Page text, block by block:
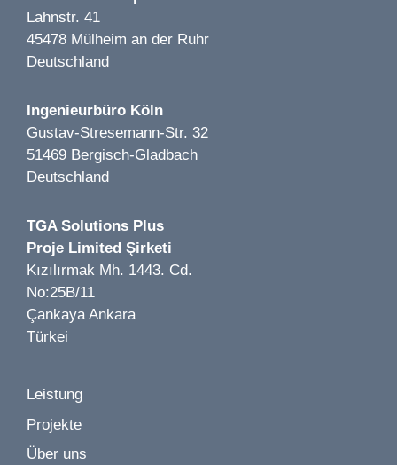
Wipperaue - Umbau und Erweiterung einer
Traditionsgaststätte LP 1-8 | solingen | 2025
L'Osteria Restaurant LP 1-8 | Frankfurt | 2020
Bildungszentrum Mägde Mariens LP 1-8 | Köln | 2021
Bild 1 von 4
Gymnasium Berlin | LP 5-7 | Berlin | 2023
Lahnstr. 41
45478 Mülheim an der Ruhr
Deutschland
Ingenieurbüro Köln
Gustav-Stresemann-Str. 32
51469 Bergisch-Gladbach
Deutschland
TGA Solutions Plus
Proje Limited Şirketi
Kızılırmak Mh. 1443. Cd.
No:25B/11
Çankaya Ankara
Türkei
Leistung
Projekte
Über uns